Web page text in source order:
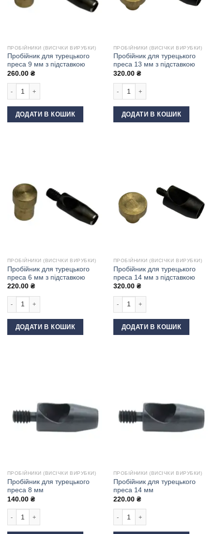
ПРОБІЙНИКИ (ВИСІЧКИ ВИРУБКИ)
Пробійник для турецького
преса 9 мм з підставкою
260.00 ₴
ДОДАТИ В КОШИК
ПРОБІЙНИКИ (ВИСІЧКИ ВИРУБКИ)
Пробійник для турецького
преса 13 мм з підставкою
320.00 ₴
ДОДАТИ В КОШИК
ПРОБІЙНИКИ (ВИСІЧКИ ВИРУБКИ)
Пробійник для турецького
преса 6 мм з підставкою
220.00 ₴
ДОДАТИ В КОШИК
ПРОБІЙНИКИ (ВИСІЧКИ ВИРУБКИ)
Пробійник для турецького
преса 14 мм з підставкою
320.00 ₴
ДОДАТИ В КОШИК
ПРОБІЙНИКИ (ВИСІЧКИ ВИРУБКИ)
Пробійник для турецького
преса 8 мм
140.00 ₴
ПРОБІЙНИКИ (ВИСІЧКИ ВИРУБКИ)
Пробійник для турецького
преса 14 мм
220.00 ₴